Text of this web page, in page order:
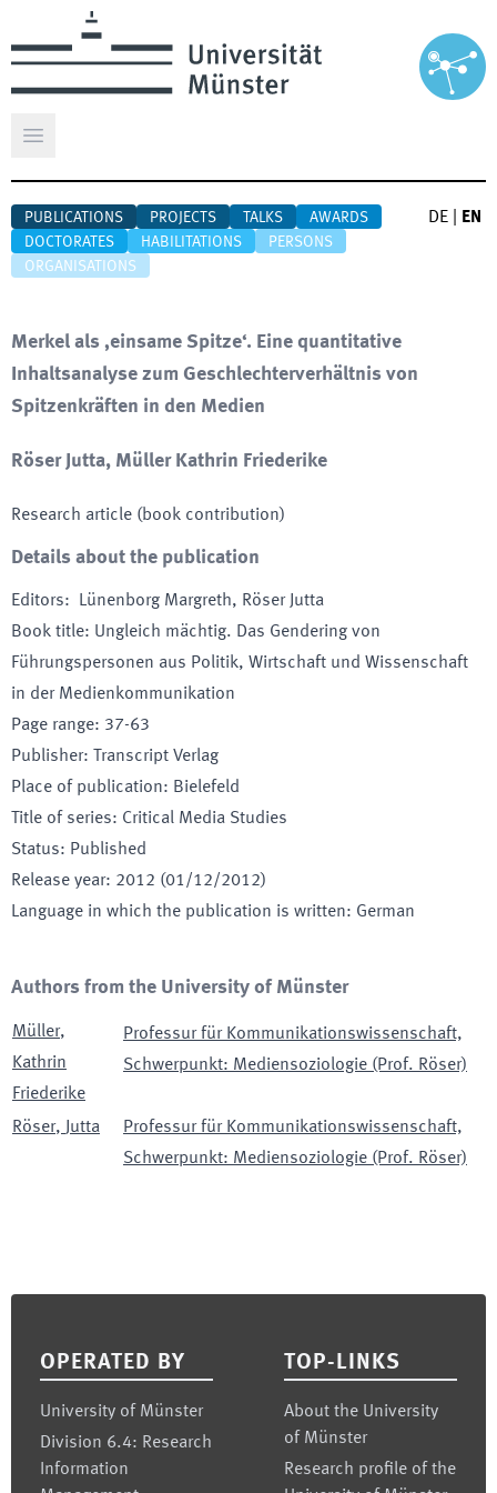
Open main menu
PUBLICATIONS PROJECTS TALKS
AWARDS
DOCTORATES
HABILITATIONS
PERSONS
ORGANISATIONS
DE EN
Merkel als ‚einsame Spitze‘. Eine quantitative
Inhaltsanalyse zum Geschlechterverhältnis von
Spitzenkräften in den Medien
Röser Jutta, Müller Kathrin Friederike
Research article (book contribution)
Details about the publication
Editors:
Lünenborg Margreth, Röser Jutta
Book title: Ungleich mächtig. Das Gendering von
Führungspersonen aus Politik, Wirtschaft und Wissenschaft
in der Medienkommunikation
Page range: 37-63
Publisher:
Transcript Verlag
Place of publication: Bielefeld
Title of series: Critical Media Studies
Status: Published
Release year: 2012 (01/12/2012)
Language in which the publication is written: German
Authors from the University of Münster
Müller,
Kathrin
Friederike
Professur für Kommunikationswissenschaft,
Schwerpunkt: Mediensoziologie (Prof. Röser)
Röser, Jutta
Professur für Kommunikationswissenschaft,
Schwerpunkt: Mediensoziologie (Prof. Röser)
OPERATED BY
University of Münster
Division 6.4: Research
Information
TOP-LINKS
About the University
of Münster
Research profile of the